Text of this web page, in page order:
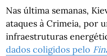
Nas última semanas,
ataques à Crimeia, por
infraestruturas
dados coligidos pelo